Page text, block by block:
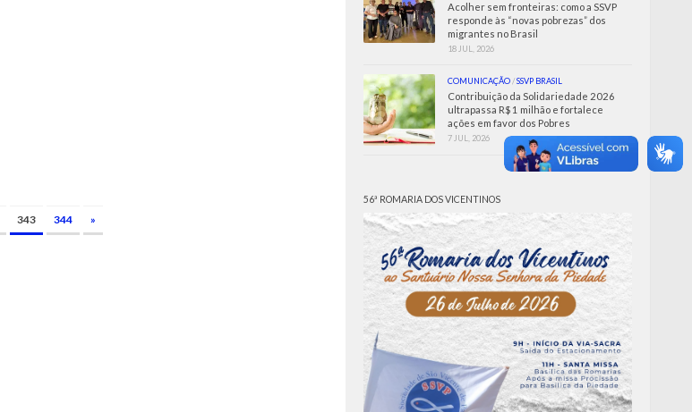
343 344 »
Acolher sem fronteiras: como a SSVP
responde às “novas pobrezas” dos
migrantes no Brasil
18 JUL, 2026
COMUNICAÇÃO/SSVP BRASIL
Contribuição da Solidariedade 2026
ultrapassa R$ 1 milhão e fortalece
ações em favor dos Pobres
7 JUL, 2026
56ª ROMARIA DOS VICENTINOS